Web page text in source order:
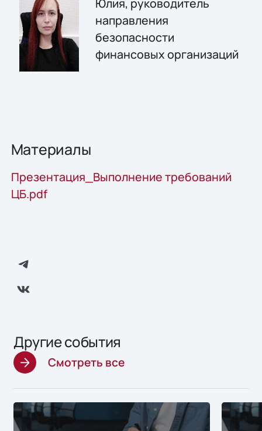
направления
безопасности
финансовых организаций
Материалы
Презентация_Выполнение требований
ЦБ.pdf
Другие события
Смотреть все